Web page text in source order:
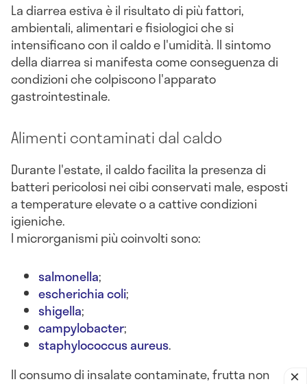
La diarrea estiva è il risultato di più fattori,
ambientali, alimentari e fisiologici che si
intensificano con il caldo e l'umidità. Il sintomo
della diarrea si manifesta come conseguenza di
condizioni che colpiscono l'apparato
gastrointestinale.
Alimenti contaminati dal caldo
Durante l'estate, il caldo facilita la presenza di
batteri pericolosi nei cibi conservati male, esposti
a temperature elevate o a cattive condizioni
igieniche.
I microrganismi più coinvolti sono:
salmonella;
escherichia coli;
shigella;
campylobacter;
staphylococcus aureus.
Il consumo di insalate contaminate, frutta non